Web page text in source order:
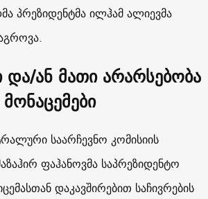
პრეზიდენტმა ილჰამ ალიევმა
და/ან მათი არარსებობა
საარჩევნო კომისიის
ფაჰანოვმა საპრეზიდენტო
დაკავშირებით საჩივრების